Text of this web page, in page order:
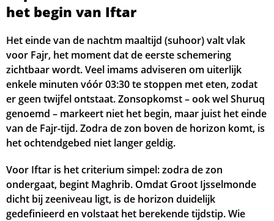
het begin van Iftar
Het einde van de nachtm maaltijd (suhoor) valt vlak
voor Fajr, het moment dat de eerste schemering
zichtbaar wordt. Veel imams adviseren om uiterlijk
enkele minuten vóór03:30te stoppen met eten, zodat
er geen twijfel ontstaat. Zonsopkomst – ook wel Shuruq
genoemd – markeert niet het begin, maar juist het einde
van de Fajr-tijd. Zodra de zon boven de horizon komt, is
het ochtendgebed niet langer geldig.
Voor Iftar is het criterium simpel: zodra de zon
ondergaat, begint Maghrib. Omdat Groot Ijsselmonde
dicht bij zeeniveau ligt, is de horizon duidelijk
gedefinieerd en volstaat het berekende tijdstip. Wie